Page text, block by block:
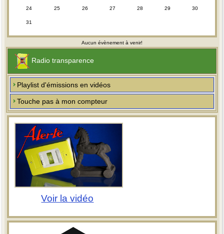
24 25 26 27 28 29 30
31
Aucun évènement à venir!
Radio transparence
Playlist d'émissions en vidéos
Touche pas à mon compteur
Voir la vidéo